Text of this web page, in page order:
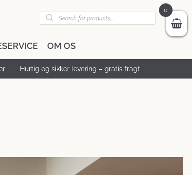
Products
search
OM OS
Hurtig og sikker levering – gratis fragt
0